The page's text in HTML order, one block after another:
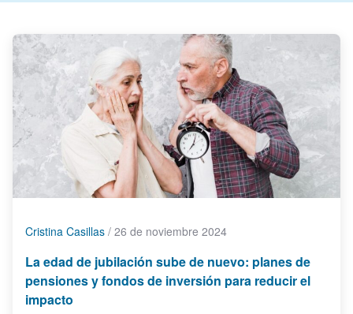
Cristina Casillas / 26 de noviembre 2024
La edad de jubilación sube de nuevo: planes de
pensiones y fondos de inversión para reducir el
impacto